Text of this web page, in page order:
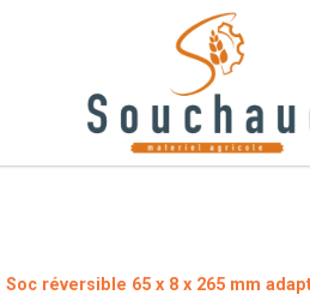
Soc réversible 65 x 8 x 265 mm